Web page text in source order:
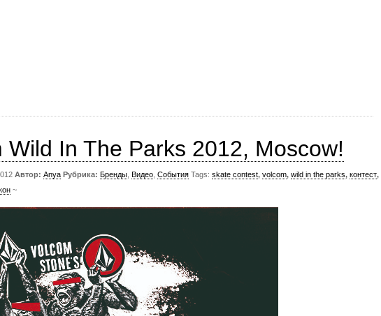
Wild In The Parks 2012, Moscow!
Автор: Anya Рубрика: Бренды Видео События Tags: skate contest, volcom, wild in the parks, контест,
~